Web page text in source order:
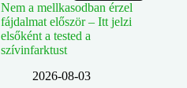
Nem a mellkasodban érzel
fájdalmat először – Itt jelzi
elsőként a tested a
szívinfarktust
2026-08-03